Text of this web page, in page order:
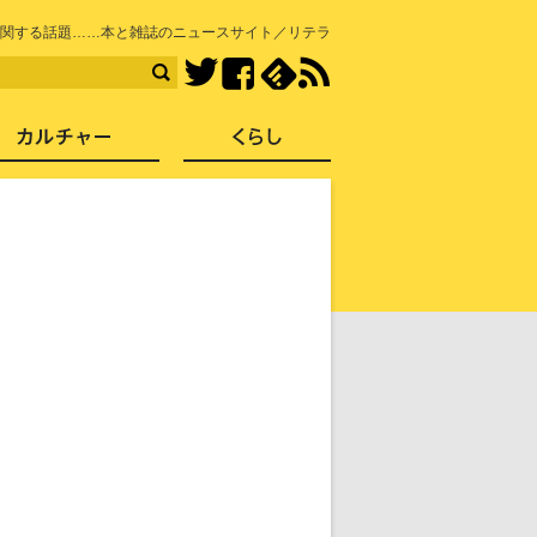
する話題……本と雑誌のニュースサイト／リテラ
TwitterFacebook
社会